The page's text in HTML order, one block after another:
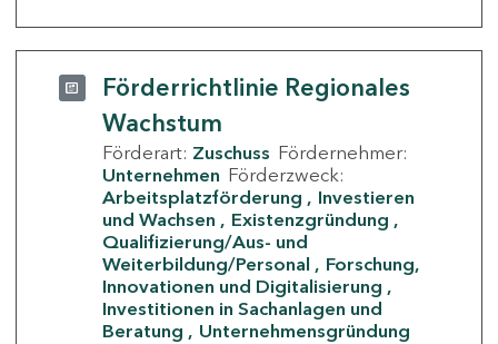
Förderrichtlinie Regionales
Wachstum
Förderart: Zuschuss Fördernehmer:
Unternehmen Förderzweck:
Arbeitsplatzförderung
Investieren
und Wachsen
Existenzgründung
Qualifizierung/Aus- und
Weiterbildung/Personal
Forschung,
Innovationen und Digitalisierung
Investitionen in Sachanlagen und
Beratung
Unternehmensgründung